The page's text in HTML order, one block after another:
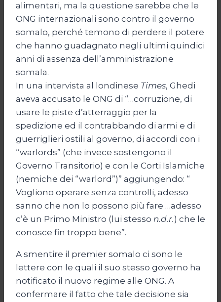
alimentari, ma la questione sarebbe che le
ONG internazionali sono contro il governo
somalo, perché temono di perdere il potere
che hanno guadagnato negli ultimi quindici
anni di assenza dell’amministrazione
somala.
In una intervista al londinese Times, Ghedi
aveva accusato le ONG di “…corruzione, di
usare le piste d’atterraggio per la
spedizione ed il contrabbando di armi e di
guerriglieri ostili al governo, di accordi con i
“warlords” (che invece sostengono il
Governo Transitorio) e con le Corti Islamiche
(nemiche dei “warlord”)” aggiungendo: “
Vogliono operare senza controlli, adesso
sanno che non lo possono più fare …adesso
c’è un Primo Ministro (lui stesso n.d.r.) che le
conosce fin troppo bene”.
A smentire il premier somalo ci sono le
lettere con le quali il suo stesso governo ha
notificato il nuovo regime alle ONG. A
confermare il fatto che tale decisione sia